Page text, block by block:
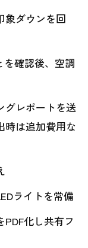
象ダウンを回
を確認後、空調
グレポートを送
時は追加費用な
ライトを常備
化し共有フ